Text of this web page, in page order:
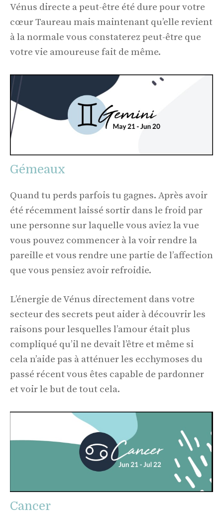
Vénus directe a peut-être été dure pour votre
cœur Taureau mais maintenant qu’elle revient
à la normale vous constaterez peut-être que
votre vie amoureuse fait de même.
Gémeaux
Quand tu perds parfois tu gagnes. Après avoir
été récemment laissé sortir dans le froid par
une personne sur laquelle vous aviez la vue
vous pouvez commencer à la voir rendre la
pareille et vous rendre une partie de l’affection
que vous pensiez avoir refroidie.
L’énergie de Vénus directement dans votre
secteur des secrets peut aider à découvrir les
raisons pour lesquelles l’amour était plus
compliqué qu’il ne devait l’être et même si
cela n’aide pas à atténuer les ecchymoses du
passé récent vous êtes capable de pardonner
et voir le but de tout cela.
Cancer